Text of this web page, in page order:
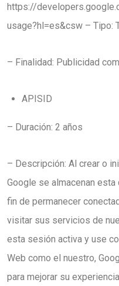
https://
usage?hl=es&csw – Tipo:
– Finalidad: Publicidad
APISID
– Duración: 2 años
– Descripción: Al crear o
Google se almacenan
fin de permanecer
visitar sus servicios de
esta sesión activa y use
Web como el nuestro,
para mejorar su